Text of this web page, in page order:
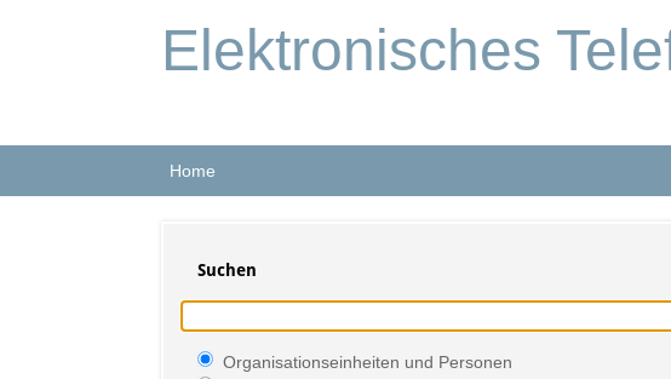
Elektronisches
Home
Suchen
Organisationseinheiten und Personen